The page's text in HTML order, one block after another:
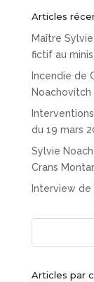
Articles
Maître
fictif au
Incendie de
Noachovitch
du 19 mars
Sylvie
Crans
Interview de
Articles par